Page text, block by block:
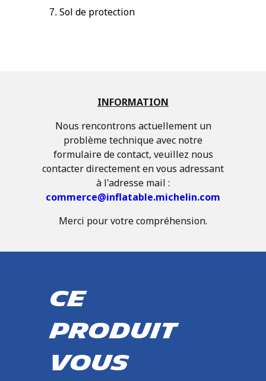
Sol de protection
INFORMATION
Nous rencontrons actuellement un
problème technique avec notre
formulaire de contact, veuillez nous
contacter directement en vous adressant
à l'adresse mail :
commerce@inflatable.michelin.com
Merci pour votre compréhension.
Ce
produit
vous